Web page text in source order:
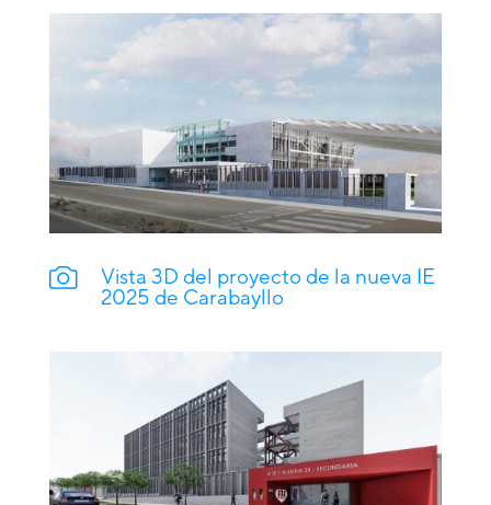
Vista 3D del proyecto de la nueva IE
2025 de Carabayllo